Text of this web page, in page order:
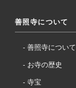
善照寺について
善照寺について
お寺の歴史
寺宝